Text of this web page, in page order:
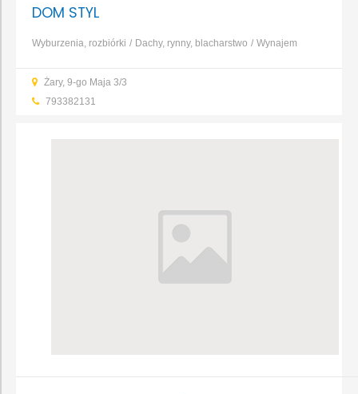
DOM STYL
Wyburzenia, rozbiórki Dachy, rynny, blacharstwo
Wynajem
szkieletowy
Dom prefabrykowany
Żary, 9-go Maja 3/3
793382131